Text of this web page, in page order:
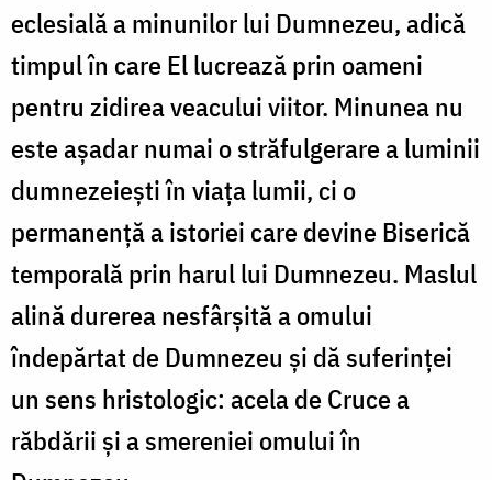
eclesială a minunilor lui Dumnezeu, adică
timpul în care El lucrează prin oameni
pentru zidirea veacului viitor. Minunea nu
este aşadar numai o străfulgerare a luminii
dumnezeieşti în viaţa lumii, ci o
permanenţă a istoriei care devine Biserică
temporală prin harul lui Dumnezeu. Maslul
alină durerea nesfârşită a omului
îndepărtat de Dumnezeu şi dă suferinţei
un sens hristologic: acela de Cruce a
răbdării şi a smereniei omului în